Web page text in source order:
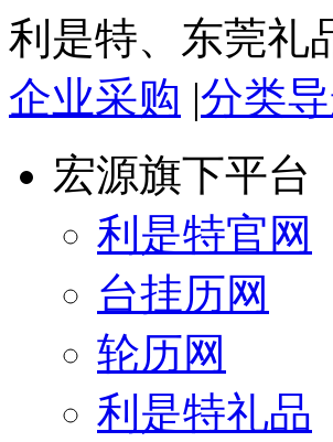
利是特、东莞礼
企业采购 |分类
宏源旗下平台
利是特官网
台挂历网
轮历网
利是特礼品